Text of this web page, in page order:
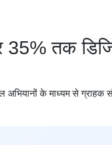
35% तक
के माध्यम से ग्राहक